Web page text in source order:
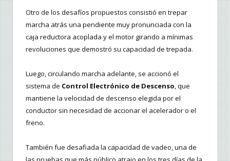
Otro de los desafíos propuestos consistió en trepar
marcha atrás una pendiente muy pronunciada con la
caja reductora acoplada y el motor girando a mínimas
revoluciones que demostró su capacidad de trepada.
Luego, circulando marcha adelante, se accionó el
sistema de Control Electrónico de Descenso, que
mantiene la velocidad de descenso elegida por el
conductor sin necesidad de accionar el acelerador o el
freno.
También fue desafiada la capacidad de vadeo, una de